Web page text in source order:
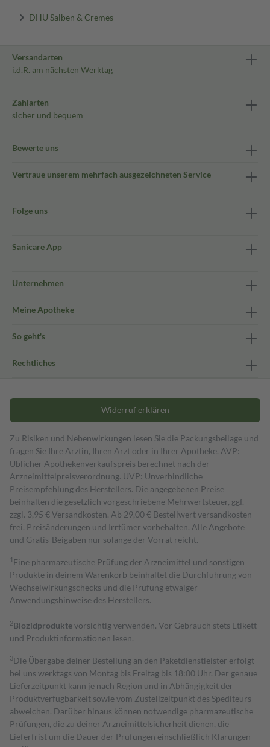
DHU Salben & Cremes
Versandarten
i.d.R. am nächsten Werktag
Zahlarten
sicher und bequem
Bewerte uns
Vertraue unserem mehrfach ausgezeichneten Service
Folge uns
Sanicare App
Unternehmen
Meine Apotheke
So geht's
Rechtliches
Widerruf erklären
Zu Risiken und Nebenwirkungen lesen Sie die Packungsbeilage und
fragen Sie Ihre Ärztin, Ihren Arzt oder in Ihrer Apotheke. AVP:
Üblicher Apothekenverkaufspreis berechnet nach der
Arzneimittelpreisverordnung. UVP: Unverbindliche
Preisempfehlung des Herstellers. Die angegebenen Preise
beinhalten die gesetzlich vorgeschriebene Mehrwertsteuer, ggf.
zzgl. 3,95 € Versandkosten. Ab 29,00 € Bestell­wert versand­kosten­
frei. Preisänderungen und Irrtümer vorbehalten. Alle Angebote
und Gratis-Beigaben nur solange der Vorrat reicht.
1 Eine pharmazeutische Prüfung der Arzneimittel und sonstigen
Produkte in deinem Warenkorb beinhaltet die Durchführung von
Wechselwirkungschecks und die Prüfung etwaiger
Anwendungshinweise des Herstellers.
2Biozidproduktevorsichtig verwenden. Vor Gebrauch stets Etikett
und Produktinformationen lesen.
3Die Übergabe deiner Bestellung an den Paketdienstleister erfolgt
bei uns werktags von Montag bis Freitag bis 18:00 Uhr. Der genaue
Lieferzeitpunkt kann je nach Region und in Abhängigkeit der
Produktverfügbarkeit sowie vom Zustellzeitpunkt des Spediteurs
abweichen. Darüber hinaus können notwendige pharmazeutische
Prüfungen, die zu deiner Arzneimittelsicherheit dienen, die
Lieferfrist um die Dauer der Prüfungen einschließlich Klärungen